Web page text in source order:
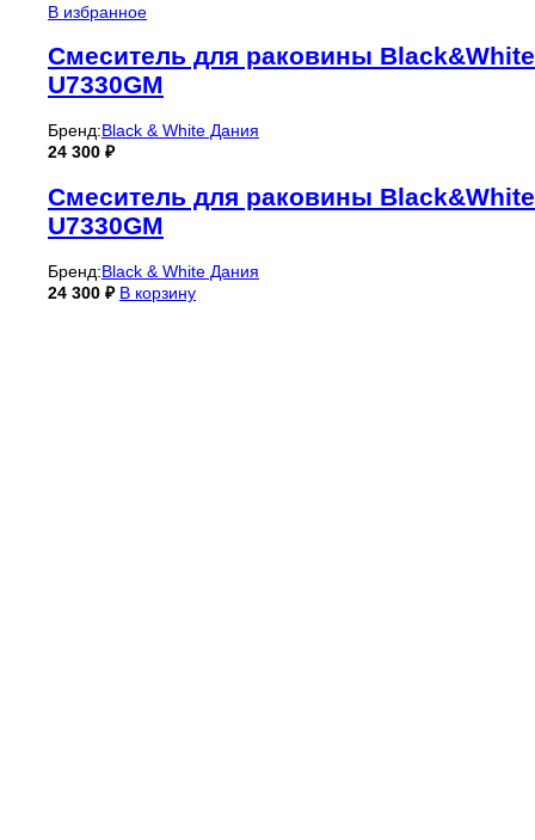
В избранное
Смеситель для раковины Black&White
U7330GM
Бренд:Black & White Дания
24 300 ₽
Смеситель для раковины Black&White
U7330GM
Бренд:Black & White Дания
24 300 ₽ В корзину